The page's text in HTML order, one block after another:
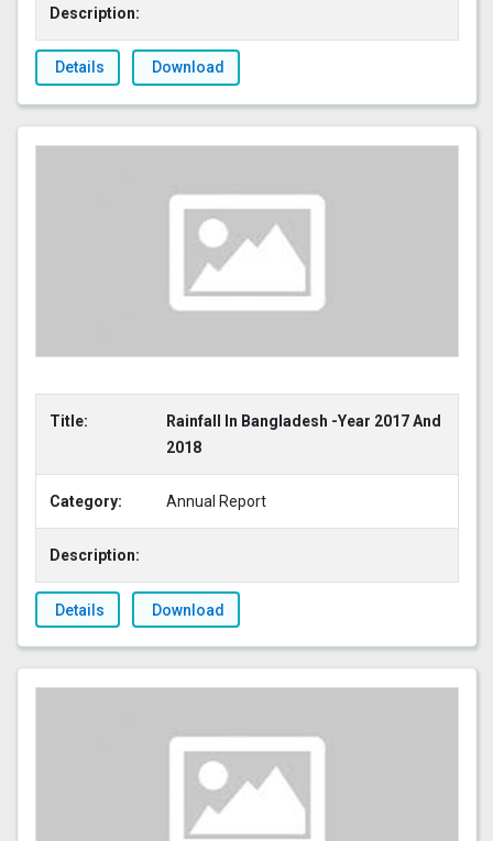
Description:
Details Download
Title:
Rainfall In Bangladesh -Year 2017 And
2018
Category: Annual Report
Description:
Details Download